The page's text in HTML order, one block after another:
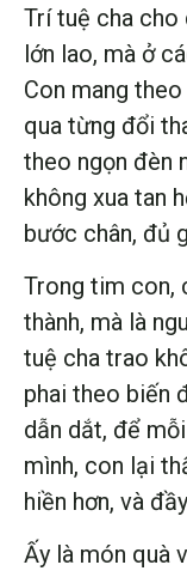
Trí tuệ cha cho
lớn lao, mà ở
Con mang
qua từng đổi
theo ngọn đèn
không xua tan
bước chân, đủ
Trong tim con,
thành, mà là
tuệ cha trao
phai theo biến
dẫn dắt, để
mình, con lại
hiền hơn, và
Ấy là món quà